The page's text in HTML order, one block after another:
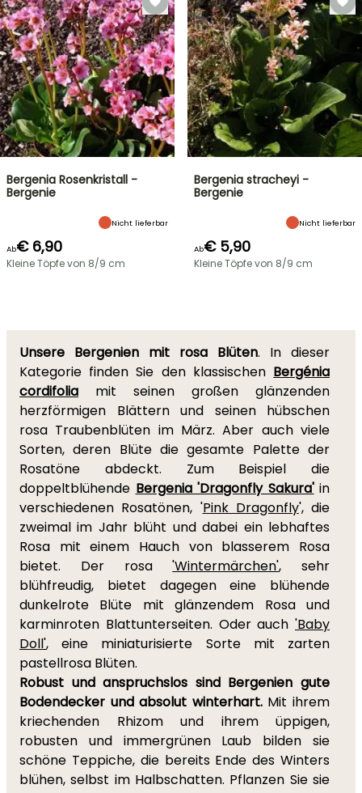
Bergenia Rosenkristall -
Bergenie
Nicht lieferbar
Ab€ 6,90
Kleine Töpfe von 8/9 cm
Bergenia stracheyi -
Bergenie
Nicht lieferbar
Ab€ 5,90
Kleine Töpfe von 8/9 cm
Unsere Bergenien mit rosa Blüten. In dieser
Kategorie finden Sie den klassischen Bergénia
cordifolia mit seinen großen glänzenden
herzförmigen Blättern und seinen hübschen
rosa Traubenblüten im März. Aber auch viele
Sorten, deren Blüte die gesamte Palette der
Rosatöne abdeckt. Zum Beispiel die
doppeltblühende Bergenia 'Dragonfly Sakura'in
verschiedenen Rosatönen, 'Pink Dragonfly', die
zweimal im Jahr blüht und dabei ein lebhaftes
Rosa mit einem Hauch von blasserem Rosa
bietet. Der rosa'Wintermärchen', sehr
blühfreudig, bietet dagegen eine blühende
dunkelrote Blüte mit glänzendem Rosa und
karminroten Blattunterseiten. Oder auch 'Baby
Doll', eine miniaturisierte Sorte mit zarten
pastellrosa Blüten.
Robust und anspruchslos sind Bergenien gute
Bodendecker und absolut winterhart.Mit ihrem
kriechenden Rhizom und ihrem üppigen,
robusten und immergrünen Laub bilden sie
schöne Teppiche, die bereits Ende des Winters
blühen, selbst im Halbschatten. Pflanzen Sie sie